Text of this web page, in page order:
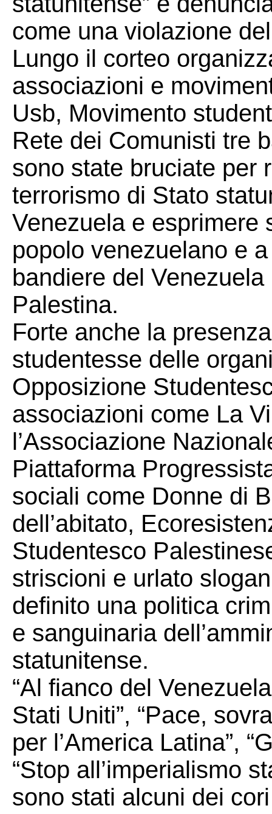
come una violazione
Lungo il corteo
associazioni e
Usb, Movimento
Rete dei Comunisti tre
sono state bruciate per
terrorismo di Stato
Venezuela e esprimere
popolo venezuelano e
bandiere del
Palestina.
Forte anche la
studentesse delle
Opposizione
associazioni come La
l’Associazione
Piattaforma
sociali come Donne di
dell’abitato,
Studentesco
striscioni e urlato
definito una politica
e sanguinaria
statunitense.
“Al fianco del
Stati Uniti”, “Pace,
per l’America Latina”,
“Stop all’imperialismo
sono stati alcuni dei